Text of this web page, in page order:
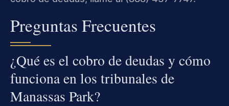
Preguntas Frecuentes
¿Qué es el cobro de deudas y cómo
funciona en los tribunales de
Manassas Park?